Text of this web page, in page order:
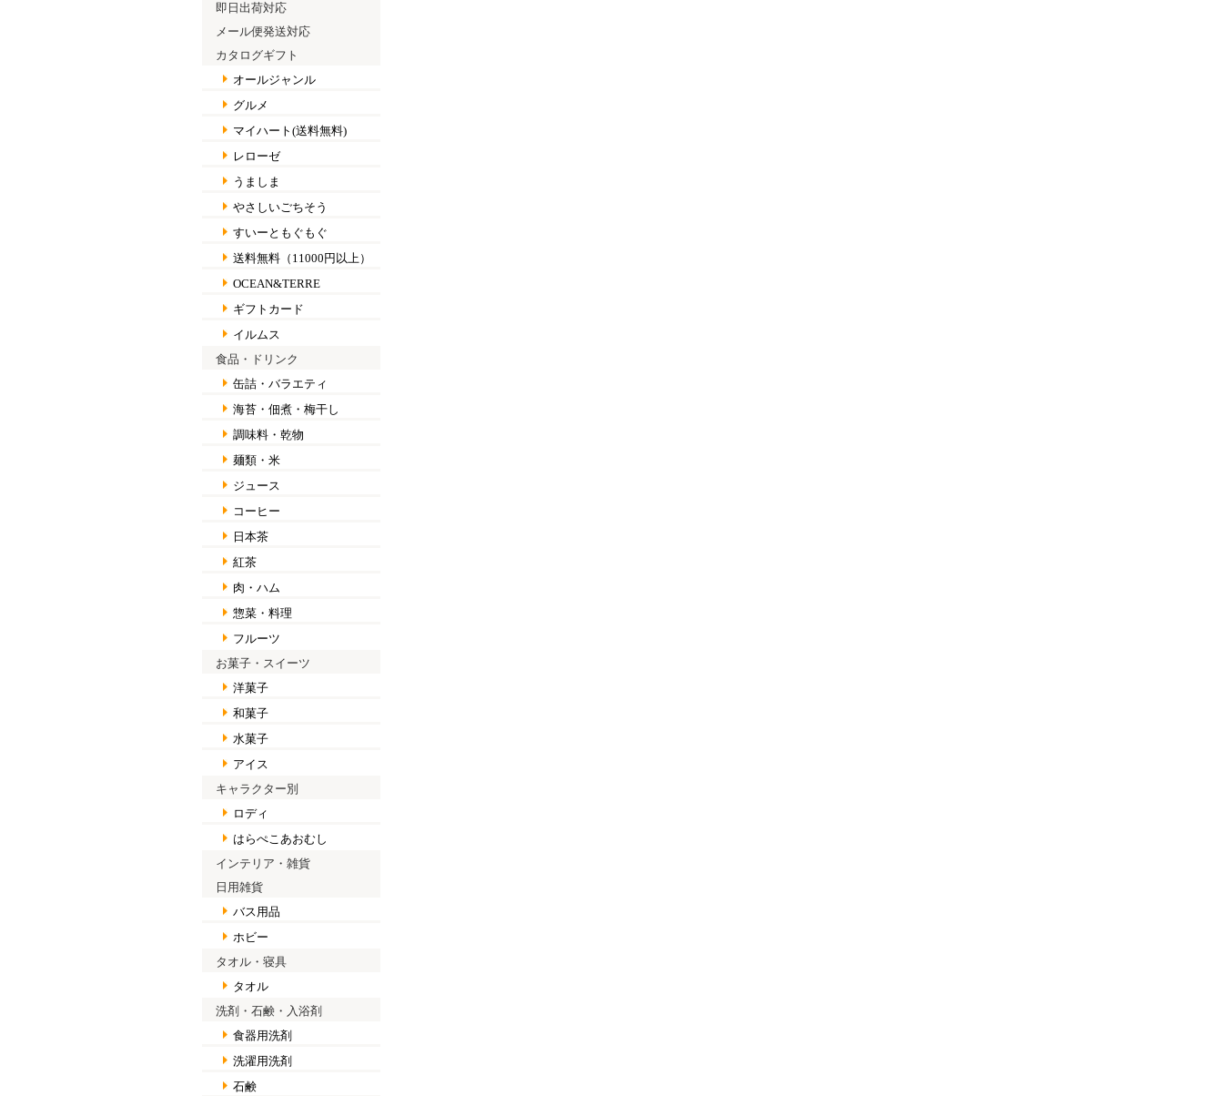
即日出荷対応
メール便発送対応
カタログギフト
オールジャンル
グルメ
マイハート(送料無料)
レローゼ
うましま
やさしいごちそう
すいーともぐもぐ
送料無料（11000円以上）
OCEAN&TERRE
ギフトカード
イルムス
食品・ドリンク
缶詰・バラエティ
海苔・佃煮・梅干し
調味料・乾物
麺類・米
ジュース
コーヒー
日本茶
紅茶
肉・ハム
惣菜・料理
フルーツ
お菓子・スイーツ
洋菓子
和菓子
水菓子
アイス
キャラクター別
ロディ
はらぺこあおむし
インテリア・雑貨
日用雑貨
バス用品
ホビー
タオル・寝具
タオル
洗剤・石鹸・入浴剤
食器用洗剤
洗濯用洗剤
石鹸